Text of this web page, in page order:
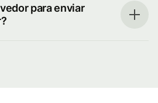
para enviar